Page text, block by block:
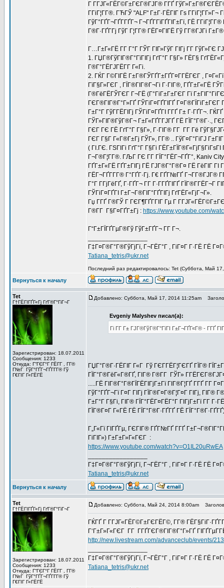
Г Г­ГЈГ«ГЁГ©Г±ГЄГ®ГЈГ® Г­ГҐ
Г­ГіГ¦Г­Г®. ГЋГЎ "ALF" Г±Г·ГЁГІГ Гѕ
ГўГ°ГҐГ¬ГҐГ­ГҐГ¬ Г¬ГҐГ­ГїГҐГІГ±Гї, ГЁ
Г®Г·ГҐГ­Гј ГўГ Г¦Г­Г® ГЁГ¤ГІГЁ Гў Г­Г®ГЈГі
Г…Г±Г«ГЁ Г­Г Г°Г ГЎГ ГІГ»ГўГ ГІГј Г­Г ГўГ»ГЄ
1. ГЏГ®ГўГІГ®Г°ГїГІГј ГґГ°Г Г§Г» ГЁГ§
Г®Г°ГЁГЈГЁГ­Г Г«Гі.
2. ГЌГ Г©ГІГЁ Г±Г®ГЎГҐГ±ГҐГ¤Г­ГЁГЄГ ,
ГїГ§Г»ГЄГ , ГЇГ®ГІГ®Г¬Гі Г·ГІГ®, ГҐГ±Г«ГЁ
Г®ГёГЁГЎГЄГ Г¬ГЁ (Г°ГіГ±Г±ГЄГ Гї
ГЄГ®ГІГ®Г°Г»ГҐ ГЎГіГ¤ГҐГІГҐ
Г±Г°Г ГўГ­ГЁГІГј ГЎГіГ¤ГҐГІ Г­ГҐ Г± Г·ГҐГ¬.
ГЎГ»ГІГ®ГўГ®Г¬ Г±Г«ГҐГ­ГЈГҐ ГЁ ГЇГ°Г®Г·.,
ГЄГ ГЄ ГЁ ГґГ°Г Г§Г», Г·ГІГ® Г­Г Г­Г Гё
ГЄГ Г§Г Г«Г®Г±Гј ГЎГ», Г­Г® .. ГўГ¤Г°ГіГЈ
( ГІ.ГЄ. ГЅГІГі ГґГ°Г Г§Гі
Г¬Г®Г¦Г­Г®. ГЉГ ГЄ Г­Г ГЇГ°ГЁГ¬ГҐГ°, Kaniv City -
ГҐГ±Г«ГЁ ГҐГ±ГІГј ГЁ ГЈГ®Г°Г®Г¤ ГЁ ГёГІГ
ГЁГ¬ГҐГ­Г­Г® Г°ГҐГ·Гј. Г€ ГҐГ№ГҐ Г¬Г­Г®ГЈГ®
Г°Г Г­ГјГёГҐ, Г·ГҐГ¬ Г­Г Г·Г­ГҐГІГҐ ГЇГ®Г­ГЁГ¬Г
ГЎГіГ¤ГҐГІ Г±Г¬Г®ГІГ°ГҐГІГј ГґГЁГ«ГјГ¬Г».
Гџ Г­ГҐ Г®ГЎ Г ГЄГ¶ГҐГ­ГІГ Гµ Г
Г®Г­Г Г§Г¤ГҐГ±Гј : https://www.youtube.com/
Г“Г±ГЇГҐГµГ®Гў ГўГ±ГҐГ¬ Г­Г Г¬.
Г‡Г¤Г®Г°Г®ГўГјГї, Г¬ГЁГ°Г , ГіГ¤Г Г·ГЁ ГЁ
Tatiana_tetris@ukr.net
Последний раз редактировалось: Tet (Суббота, Май
Вернуться к началу
Tet
Г†ГЁГІГҐГ«Гј ГґГ®Г°ГіГ¬Г
Зарегистрирован: 18.07.2011
Сообщения: 1233
Откуда: Г“ГЄГ°Г ГЁГ­Г , Г­Г®
Г№Г ГўГ°ГҐГ¬ГҐГ­Г­Г® Гў
Г€ГІГ Г«ГЁГЁ
Добавлено: Суббота, Май 17, 2014 11:25am
Evgeniy Malyshev писал(а):
Гі Г­Г Г± ГЈГ®ГўГ®Г°ГїГІ Г±Г¬ГҐГ«Г® - Г­ГҐ
ГЏГ°Г®Г·ГЁГІГ Г«Г Гў ГЄГ­ГЁГ¦ГЄГҐ ГЇГ®
ГЇГ°Г®ГёГ«Г®ГҐ, ГІГ® Г®Г­Г ГЎГ»
.....ГЁ ГІГ®Г°Г®ГЇГЁГІГјГ±Гї ГІГ®Г¦ГҐ Г­ГҐ
ГўГ°ГҐГ¬Гї Г¤Г ГІГј ГЇГ®Г¤Г®Г¦Г¤Г ГІГј,
Г±Г°Г Г§Гі, ГІГ® ГЇГ°ГЁГ¤ГЁГ°Г ГІГјГ±Гї Г­Г
ГЇГ®Г¤Г Г«ГЁ ГЁ ГЇГ°Г®Г·ГҐГҐ ГЁ
Г„Г«Гї ГІГҐГµ, ГЄГІГ® ГҐГ№ГҐ Г­ГҐ
ГіГІГ») Г±Г±Г»Г«ГЄГ :
https://www.youtube.com/watch?v=O1IL20uRwEA
Г‡Г¤Г®Г°Г®ГўГјГї, Г¬ГЁГ°Г , ГіГ¤Г Г·ГЁ ГЁ
Tatiana_tetris@ukr.net
Вернуться к началу
Tet
Г†ГЁГІГҐГ«Гј ГґГ®Г°ГіГ¬Г
Зарегистрирован: 18.07.2011
Сообщения: 1233
Откуда: Г“ГЄГ°Г ГЁГ­Г , Г­Г®
Г№Г ГўГ°ГҐГ¬ГҐГ­Г­Г® Гў
Г€ГІГ Г«ГЁГЁ
Добавлено: Суббота, Май 24, 2014 8:00am
ГЌГҐ Г Г­ГЈГ«ГЁГ©Г±ГЄГЁГ©, Г­Г®
Г‘Г±Г»Г«ГЄГ Г­Г Г­ГҐГЄГ®ГІГ®Г°Г»ГҐ
http://new.livestream.com/advanceclub/events/
Г‡Г¤Г®Г°Г®ГўГјГї, Г¬ГЁГ°Г , ГіГ¤Г Г·ГЁ ГЁ
Tatiana_tetris@ukr.net